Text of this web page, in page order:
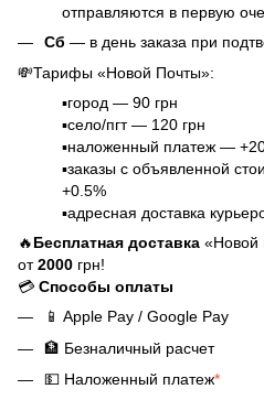
отправляются в первую
Сб — в день заказа при
💸Тарифы «Новой Почты»:
▪️город — 90 грн
▪️село/пгт — 120 грн
▪️наложенный платеж —
▪️заказы с объявленной
+0.5%
▪️адресная доставка
🔥Бесплатная доставка «Новой
от2000 грн!
💳 Способы оплаты
📱 Apple Pay / Google Pay
🏦 Безналичный расчет
💵 Наложенный платеж*